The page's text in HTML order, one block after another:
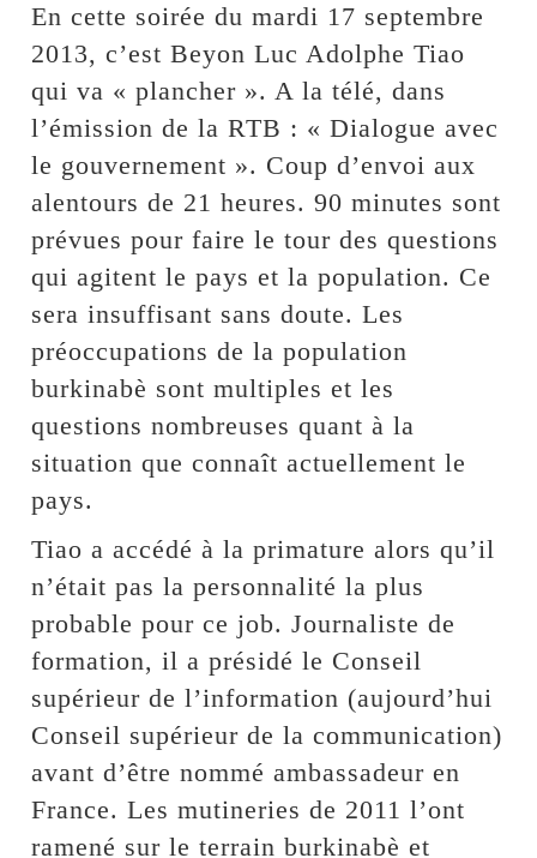
En cette soirée du mardi 17 septembre
2013, c’est Beyon Luc Adolphe Tiao
qui va « plancher ». A la télé, dans
l’émission de la RTB : « Dialogue avec
le gouvernement ». Coup d’envoi aux
alentours de 21 heures. 90 minutes sont
prévues pour faire le tour des questions
qui agitent le pays et la population. Ce
sera insuffisant sans doute. Les
préoccupations de la population
burkinabè sont multiples et les
questions nombreuses quant à la
situation que connaît actuellement le
pays.
Tiao a accédé à la primature alors qu’il
n’était pas la personnalité la plus
probable pour ce job. Journaliste de
formation, il a présidé le Conseil
supérieur de l’information (aujourd’hui
Conseil supérieur de la communication)
avant d’être nommé ambassadeur en
France. Les mutineries de 2011 l’ont
ramené sur le terrain burkinabè et